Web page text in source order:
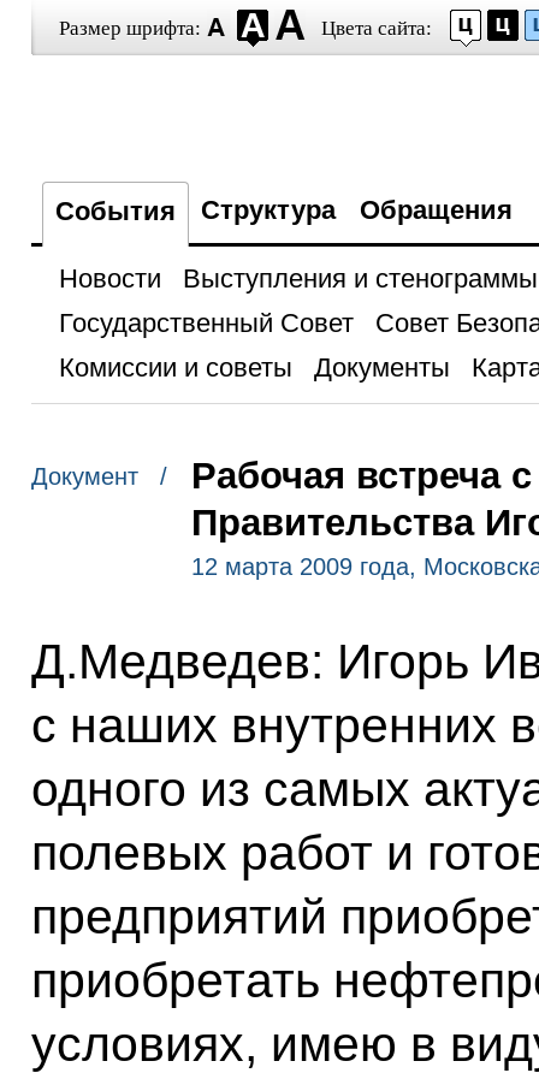
Размер шрифта: Цвета сайта:
События Структура Обращения
Новости
Выступления и стенограммы
Государственный Совет
Совет
Комиссии и советы
Документы
Документ /
Рабочая встреча
Правительства
12 марта 2009 года,
Д.Медведев: Игорь
с наших внутренних
одного из самых
полевых работ и
предприятий
приобретать
условиях, имею в